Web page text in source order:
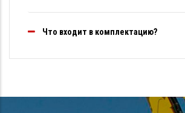
Что входит в комплектацию?